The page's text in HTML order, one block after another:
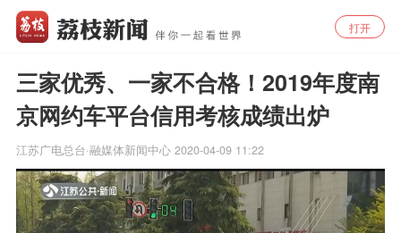
打开
三家优秀、一家不合格！2019年度南
京网约车平台信用考核成绩出炉
江苏广电总台·融媒体新闻中心 2020-04-09 11:22